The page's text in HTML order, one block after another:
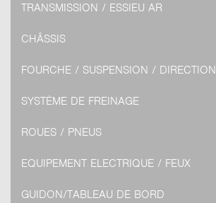
TRANSMISSION / ESSIEU AR
CHÂSSIS
FOURCHE / SUSPENSION / DIRECTION
SYSTÈME DE FREINAGE
ROUES / PNEUS
EQUIPEMENT ELECTRIQUE / FEUX
GUIDON/TABLEAU DE BORD